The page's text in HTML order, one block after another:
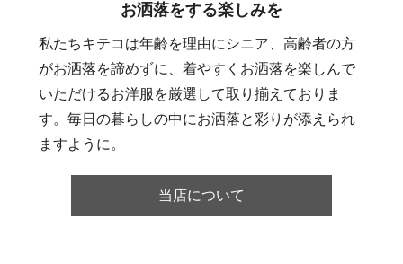
お洒落をする楽しみを
私たちキテコは年齢を理由にシニア、高齢者の方
がお洒落を諦めずに、着やすくお洒落を楽しんで
いただけるお洋服を厳選して取り揃えておりま
す。毎日の暮らしの中にお洒落と彩りが添えられ
ますように。
当店について